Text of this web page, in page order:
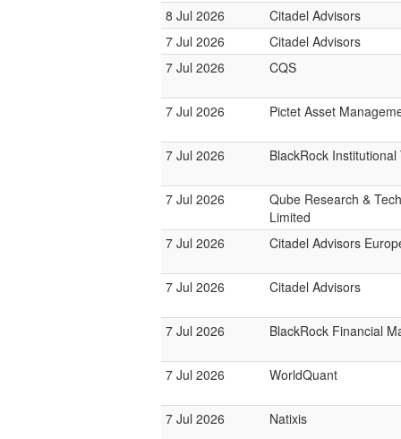
8 Jul 2026
Citadel Advisors
7 Jul 2026
Citadel Advisors
7 Jul 2026
CQS
7 Jul 2026 Pictet Asset
7 Jul 2026 BlackRock
7 Jul 2026
Qube Research &
Limited
7 Jul 2026
Citadel Advisors
7 Jul 2026 Citadel Advisors
7 Jul 2026 BlackRock Financial
7 Jul 2026 WorldQuant
7 Jul 2026 Natixis